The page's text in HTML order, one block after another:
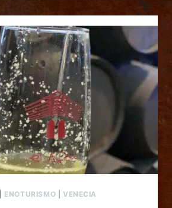
ENOTURISMO VENECIA